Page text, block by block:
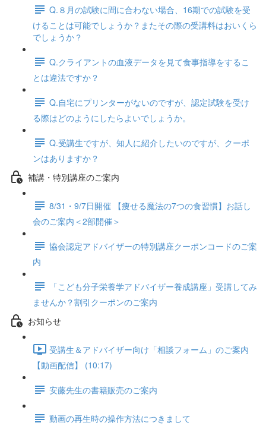
Q.８月の試験に間に合わない場合、16期での試験を受
けることは可能でしょうか？またその際の受講料はおいくら
でしょうか？
Q.クライアントの血液データを見て食事指導をするこ
とは違法ですか？
Q.自宅にプリンターがないのですが、認定試験を受け
る際はどのようにしたらよいでしょうか。
Q.受講生ですが、知人に紹介したいのですが、クーポ
ンはありますか？
補講・特別講座のご案内
8/31・9/7日開催 【痩せる魔法の7つの食習慣】お話し
会のご案内＜2部開催＞
協会認定アドバイザーの特別講座クーポンコードのご案
内
「こども分子栄養学アドバイザー養成講座」受講してみ
ませんか？割引クーポンのご案内
お知らせ
受講生＆アドバイザー向け「相談フォーム」のご案内
【動画配信】 (10:17)
安藤先生の書籍販売のご案内
動画の再生時の操作方法につきまして